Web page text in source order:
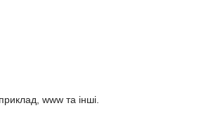
www та інші.